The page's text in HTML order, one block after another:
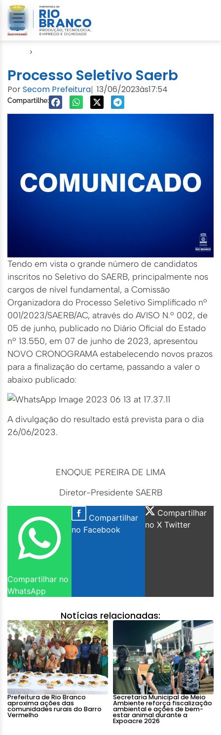
›
Processo Seletivo Saerb
PorSecom Prefeitura| 13/06/2023às17:54
Compartilhe:
Tendo em vista o grande número de candidatos
inscritos no Seletivo do SAERB, principalmente nos
cargos de nível fundamental, a Comissão
Organizadora do Processo Seletivo Simplificado nº
001/2023/SAERB/AC, através do AVISO N.º 002, de
05 de junho, publicado no Diário Oficial do Estado
nº 13.550, em 07 de junho de 2023, apresentou
NOVO CRONOGRAMA estabelecendo novos prazos
para a finalização do certame, passando a valer o
abaixo publicado:
A divulgação do resultado está prevista para o dia
26/06/2023.
ENOQUE PEREIRA DE LIMA
Diretor-Presidente SAERB
Compartilhar no
WhatsApp
Compartilhar
no Facebook
Compartilhar
no X Twitter
Notícias relacionadas:
Prefeitura de Rio Branco
aproxima ações das
comunidades rurais do Barro
Vermelho
Secretaria Municipal de Meio
Ambiente reforça fiscalização
ambiental e ações de bem-
estar animal durante a
Expoacre 2026